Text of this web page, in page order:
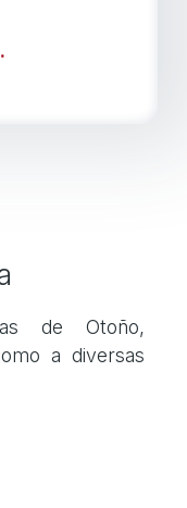
de Otoño,
a diversas